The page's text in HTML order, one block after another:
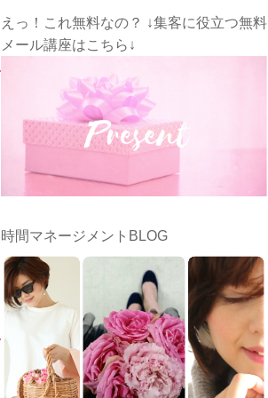
えっ！これ無料なの？ ↓集客に役立つ無料
メール講座はこちら↓
時間マネージメントBLOG